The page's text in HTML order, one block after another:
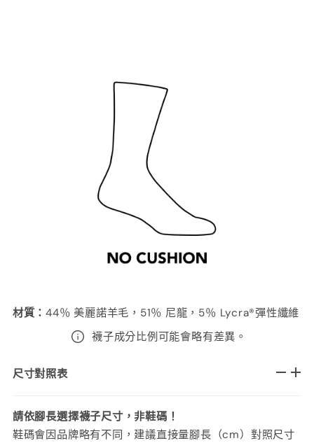
材質 ：44％ 美麗諾羊毛，51％ 尼龍，5％ Lycra®彈性纖維
襪子成分比例可能會略有差異。
尺寸對照表
請依腳長選擇襪子尺寸，非鞋碼！
鞋碼會因品牌略有不同，建議直接量腳長（cm）對照尺寸